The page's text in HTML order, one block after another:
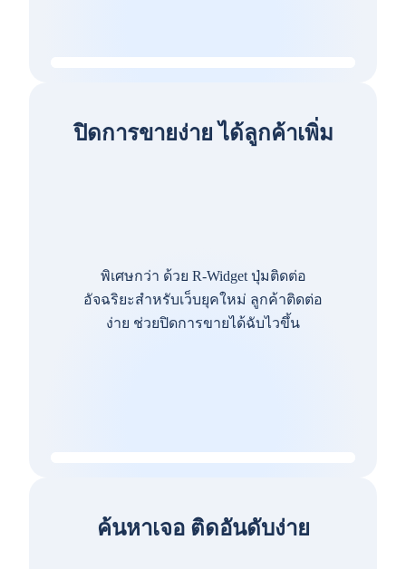
ปิดการขายง่าย ได้ลูกค้าเพิ่ม
พิเศษกว่า ด้วย R-Widget ปุ่มติดต่อ
อัจฉริยะสำหรับเว็บยุคใหม่ ลูกค้าติดต่อ
ง่าย ช่วยปิดการขายได้ฉับไวขึ้น
ค้นหาเจอ ติดอันดับง่าย